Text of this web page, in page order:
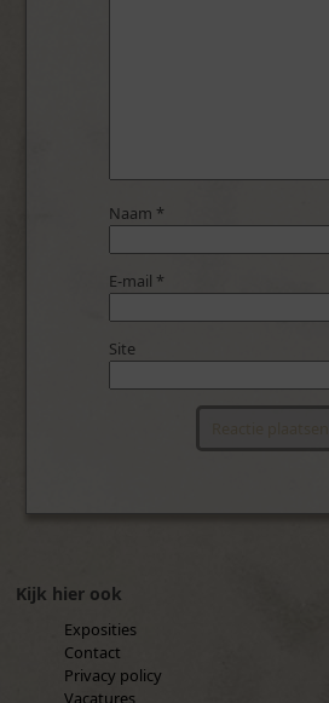
Naam *
E-mail *
Site
Kijk hier ook
Exposities
Contact
Privacy policy
Vacatures